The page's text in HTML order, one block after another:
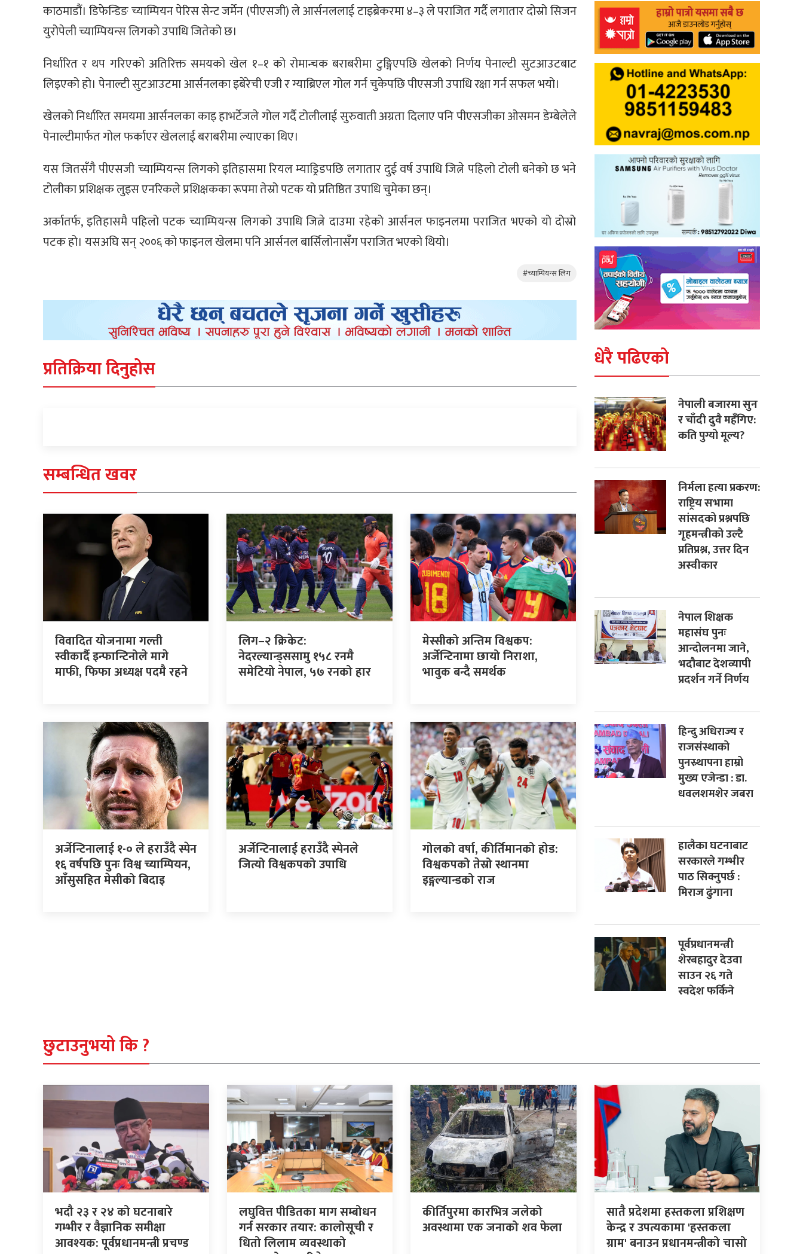
काठमाडौं। डिफेन्डिङ च्याम्पियन पेरिस सेन्ट जर्मेन (पीएसजी) ले आर्सनललाई टाइब्रेकरमा ४–३ ले पराजित गर्दै लगातार दोस्रो सिजन
युरोपेली च्याम्पियन्स लिगको उपाधि जितेको छ।
निर्धारित र थप गरिएको अतिरिक्त समयको खेल १–१ को रोमान्चक बराबरीमा टुङ्गिएपछि खेलको निर्णय पेनाल्टी सुटआउटबाट
लिइएको हो। पेनाल्टी सुटआउटमा आर्सनलका इबेरेची एजी र ग्याब्रिएल गोल गर्न चुकेपछि पीएसजी उपाधि रक्षा गर्न सफल भयो।
खेलको निर्धारित समयमा आर्सनलका काइ हाभर्टेजले गोल गर्दै टोलीलाई सुरुवाती अग्रता दिलाए पनि पीएसजीका ओसमन डेम्बेलेले
पेनाल्टीमार्फत गोल फर्काएर खेललाई बराबरीमा ल्याएका थिए।
यस जितसँगै पीएसजी च्याम्पियन्स लिगको इतिहासमा रियल म्याड्रिडपछि लगातार दुई वर्ष उपाधि जित्ने पहिलो टोली बनेको छ भने
टोलीका प्रशिक्षक लुइस एनरिकले प्रशिक्षकका रूपमा तेस्रो पटक यो प्रतिष्ठित उपाधि चुमेका छन्।
अर्कातर्फ, इतिहासमै पहिलो पटक च्याम्पियन्स लिगको उपाधि जित्ने दाउमा रहेको आर्सनल फाइनलमा पराजित भएको यो दोस्रो
पटक हो। यसअघि सन् २००६ को फाइनल खेलमा पनि आर्सनल बार्सिलोनासँग पराजित भएको थियो।
#च्याम्पियन्स लिग
प्रतिक्रिया दिनुहोस
सम्बन्धित खवर
विवादित योजनामा गल्ती
स्वीकार्दै इन्फान्टिनोले मागे
माफी, फिफा अध्यक्ष पदमै रहने
लिग–२ क्रिकेट:
नेदरल्यान्ड्ससामु १५८ रनमै
समेटियो नेपाल, ५७ रनको हार
मेस्सीको अन्तिम विश्वकप:
अर्जेन्टिनामा छायो निराशा,
भावुक बन्दै समर्थक
अर्जेन्टिनालाई १-० ले हराउँदै स्पेन
१६ वर्षपछि पुनः विश्व च्याम्पियन,
आँसुसहित मेसीको बिदाइ
अर्जेन्टिनालाई हराउँदै स्पेनले
जित्यो विश्वकपको उपाधि
गोलको वर्षा, कीर्तिमानको होड:
विश्वकपको तेस्रो स्थानमा
इङ्गल्यान्डको राज
धेरै पढिएको
नेपाली बजारमा सुन
र चाँदी दुवै महँगिए:
कति पुग्यो मूल्य?
निर्मला हत्या प्रकरण:
राष्ट्रिय सभामा
सांसदको प्रश्नपछि
गृहमन्त्रीको उल्टै
प्रतिप्रश्न, उत्तर दिन
अस्वीकार
नेपाल शिक्षक
महासंघ पुनः
आन्दोलनमा जाने,
भदौबाट देशव्यापी
प्रदर्शन गर्ने निर्णय
हिन्दु अधिराज्य र
राजसंस्थाको
पुनस्र्थापना हाम्रो
मुख्य एजेन्डा : डा.
धवलशमशेर जबरा
हालैका घटनाबाट
सरकारले गम्भीर
पाठ सिक्नुपर्छ :
मिराज ढुंगाना
पूर्वप्रधानमन्त्री
शेरबहादुर देउवा
साउन २६ गते
स्वदेश फर्किने
छुटाउनुभयो कि ?
भदौ २३ र २४ को घटनाबारे
गम्भीर र वैज्ञानिक समीक्षा
आवश्यक: पूर्वप्रधानमन्त्री प्रचण्ड
लघुवित्त पीडितका माग सम्बोधन
गर्न सरकार तयार: कालोसूची र
धितो लिलाम व्यवस्थाको
कीर्तिपुरमा कारभित्र जलेको
अवस्थामा एक जनाको शव फेला
सातै प्रदेशमा हस्तकला प्रशिक्षण
केन्द्र र उपत्यकामा 'हस्तकला
ग्राम' बनाउन प्रधानमन्त्रीको चासो